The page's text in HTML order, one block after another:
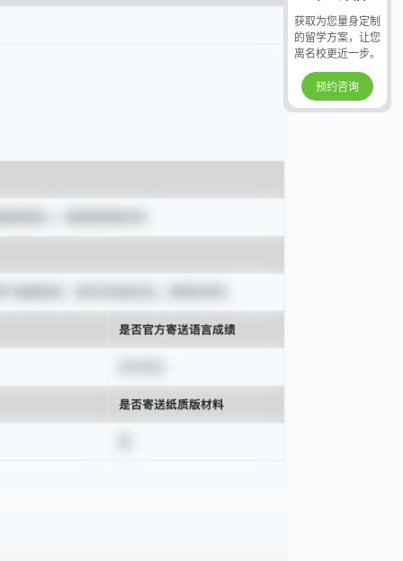
获取为您量身定制
的留学方案，让您
离名校更近一步。
预约咨询